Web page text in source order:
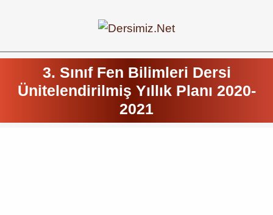
3. Sınıf Fen Bilimleri Dersi
Ünitelendirilmiş Yıllık Planı 2020-
2021